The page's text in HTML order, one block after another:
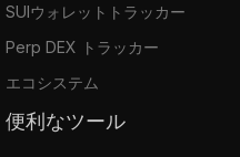
SUIウォレットトラッカー
Perp DEX トラッカー
エコシステム
便利なツール